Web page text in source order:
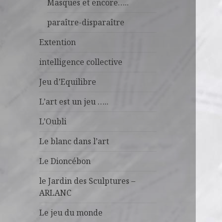
Masques et encore…..
paraître-disparaître
Extention
intelligence collective
Jeu d’Equilibre
L’art est un jeu …..
L’Oubli
Le blanc dans l’art
Le Dioncébon
le Jardin des Sculptures –
ARLANC
Le jeu du monde